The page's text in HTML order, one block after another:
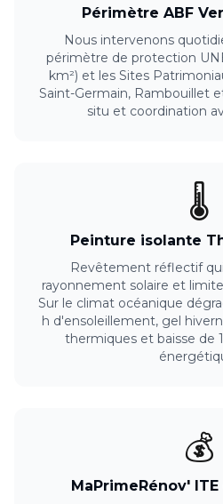
Périmètre ABF
Nous intervenons
périmètre de protection
km²) et les Sites
Saint-Germain, Rambouillet
situ et coordination
🌡️
Peinture isolante
Revêtement réflectif
rayonnement solaire et
Sur le climat océanique
h d'ensoleillement, gel
thermiques et baisse de
💰
MaPrimeRénov'